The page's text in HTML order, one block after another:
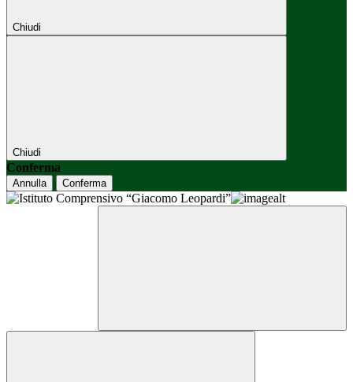
Chiudi
Chiudi
Conferma
Annulla Conferma